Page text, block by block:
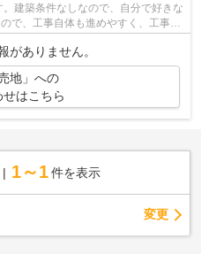
建築条件なしなので、自分で好きな
で、工事自体も進めやすく、工事時
がありません。
地」への
はこちら
1～1 件を表示
変更